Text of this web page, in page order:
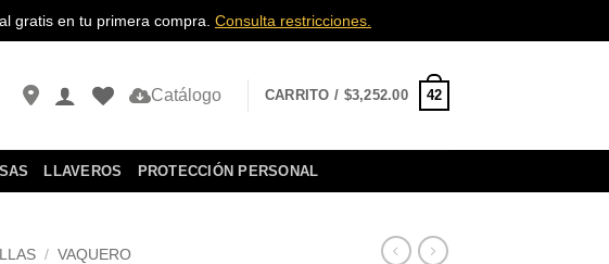
gratis en tu primera compra. Consulta restricciones.
Catálogo CARRITO / $3,252.00 42
LLAVEROS PROTECCIÓN PERSONAL
/ VAQUERO